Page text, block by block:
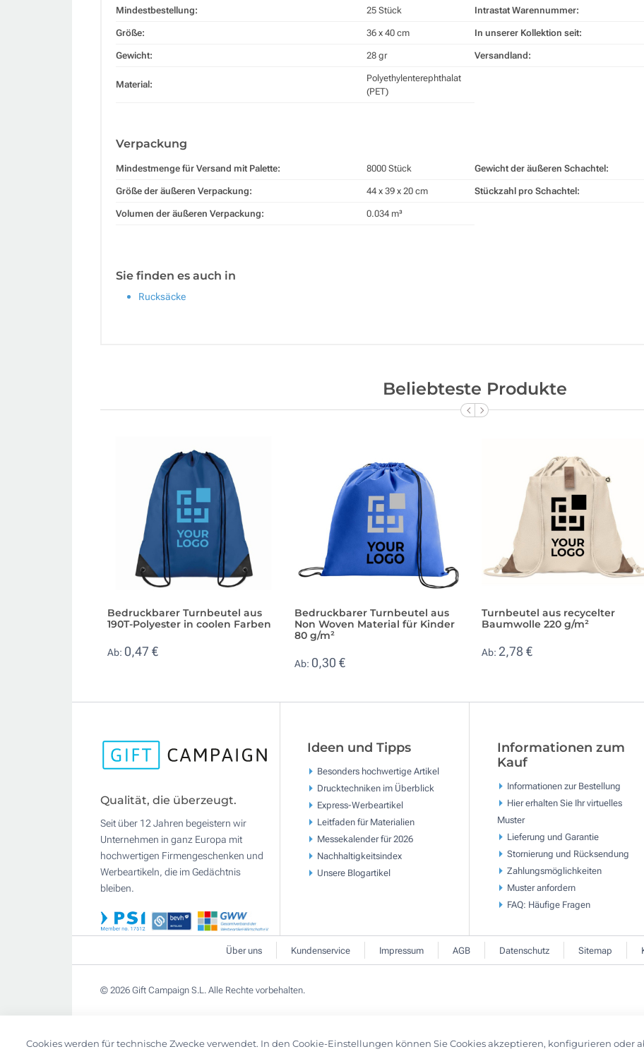
Mindestbestellung: 25 Stück
Größe: 36 x 40 cm
Gewicht: 28 gr
Material:
Polyethylenterephthalat
(PET)
Intrastat Warennummer:
In unserer Kollektion seit:
Versandland:
Verpackung
Mindestmenge für Versand mit Palette: 8000 Stück
Größe der äußeren Verpackung: 44 x 39 x 20 cm
Volumen der äußeren Verpackung: 0.034 m³
Gewicht der äußeren Schachtel:
Stückzahl pro Schachtel:
Sie finden es auch in
Rucksäcke
Beliebteste Produkte
Bedruckbarer Turnbeutel aus
190T-Polyester in coolen Farben
Ab: 0,47 €
Bedruckbarer Turnbeutel aus
Non Woven Material für Kinder
80 g/m²
Ab: 0,30 €
Turnbeutel aus recycelter
Baumwolle 220 g/m²
Ab: 2,78 €
Qualität, die überzeugt.
Seit über 12 Jahren begeistern wir
Unternehmen in ganz Europa mit
hochwertigen Firmengeschenken und
Werbeartikeln, die im Gedächtnis
bleiben.
Ideen und Tipps
Besonders hochwertige Artikel
Drucktechniken im Überblick
Express-Werbeartikel
Leitfaden für Materialien
Messekalender für 2026
Nachhaltigkeitsindex
Unsere Blogartikel
Informationen zum
Kauf
Informationen zur Bestellung
Hier erhalten Sie Ihr virtuelles
Muster
Lieferung und Garantie
Stornierung und Rücksendung
Zahlungsmöglichkeiten
Muster anfordern
FAQ: Häufige Fragen
Über uns Kundenservice Impressum AGB Datenschutz Sitemap
© 2026 Gift Campaign S.L. Alle Rechte vorbehalten.
Cookies werden für technische Zwecke verwendet. In den Cookie-Einstellungen können Sie Cookies akzeptieren, konfigurieren oder